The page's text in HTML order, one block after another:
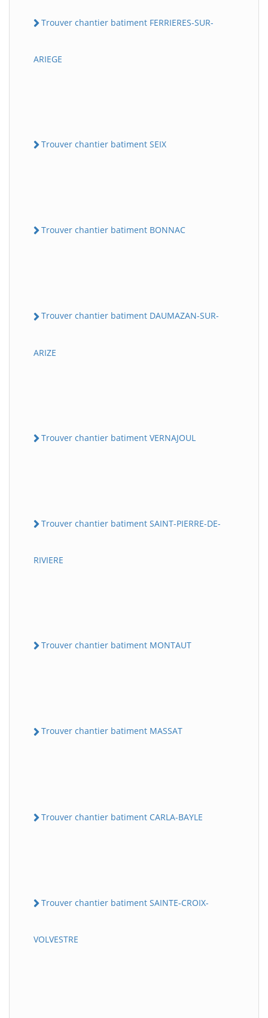
Trouver chantier batiment FERRIERES-SUR-
ARIEGE
Trouver chantier batiment SEIX
Trouver chantier batiment BONNAC
Trouver chantier batiment DAUMAZAN-SUR-
ARIZE
Trouver chantier batiment VERNAJOUL
Trouver chantier batiment SAINT-PIERRE-DE-
RIVIERE
Trouver chantier batiment MONTAUT
Trouver chantier batiment MASSAT
Trouver chantier batiment CARLA-BAYLE
Trouver chantier batiment SAINTE-CROIX-
VOLVESTRE